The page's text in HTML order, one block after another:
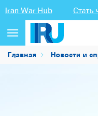
Iran War Hub Стать
Переключить
навигацию
Главная Новости и